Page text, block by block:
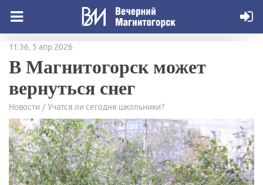
11:36, 5 апр 2026
В Магнитогорск может
вернуться снег
Новости / Учатся ли сегодня школьники?